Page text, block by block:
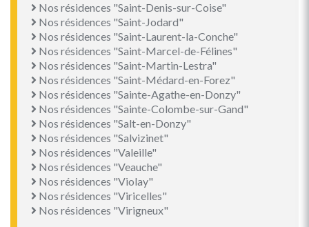
Nos résidences "Saint-Denis-sur-Coise"
Nos résidences "Saint-Jodard"
Nos résidences "Saint-Laurent-la-Conche"
Nos résidences "Saint-Marcel-de-Félines"
Nos résidences "Saint-Martin-Lestra"
Nos résidences "Saint-Médard-en-Forez"
Nos résidences "Sainte-Agathe-en-Donzy"
Nos résidences "Sainte-Colombe-sur-Gand"
Nos résidences "Salt-en-Donzy"
Nos résidences "Salvizinet"
Nos résidences "Valeille"
Nos résidences "Veauche"
Nos résidences "Violay"
Nos résidences "Viricelles"
Nos résidences "Virigneux"